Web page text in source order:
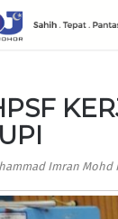
Imran Mohd